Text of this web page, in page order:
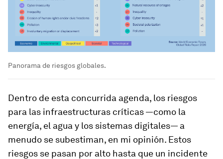
Panorama de riesgos globales.
Dentro de esta concurrida agenda, los riesgos
para las infraestructuras críticas —como la
energía, el agua y los sistemas digitales— a
menudo se subestiman, en mi opinión. Estos
riesgos se pasan por alto hasta que un incidente